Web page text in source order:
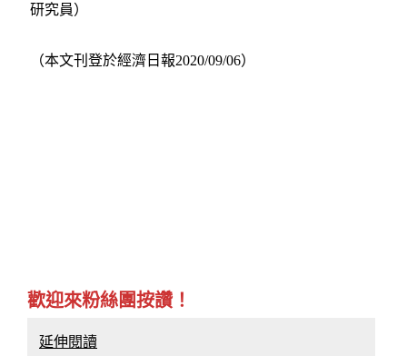
研究員）
（本文刊登於經濟日報2020/09/06）
歡迎來粉絲團按讚！
延伸閱讀